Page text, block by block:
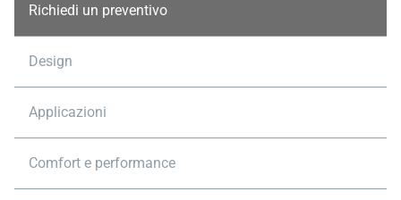
Richiedi un preventivo
Design
Applicazioni
Comfort e performance